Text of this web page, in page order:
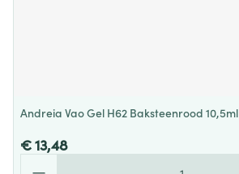
Andreia Vao Gel H62 Baksteenrood 10,5ml
€ 13,48